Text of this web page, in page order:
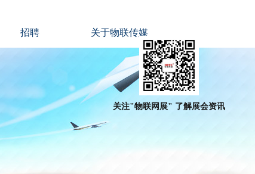
招聘 关于物联传媒
关注"物联网展" 了解展会资讯